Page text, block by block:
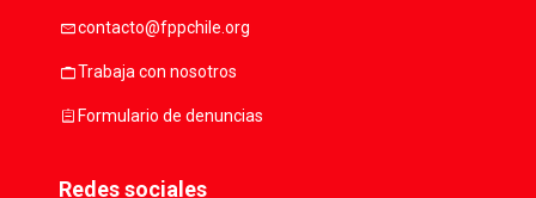
mailcontacto@fppchile.org
workTrabaja con nosotros
assignmentFormulario de denuncias
Redes sociales